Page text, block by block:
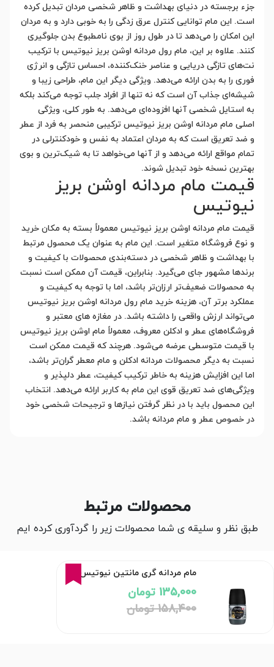
جزء برجسته در دنیای بهداشت و ظاهر شخصی مردان تبدیل کرده
است. این مام توانایی کنترل عرق زدگی را به خوبی دارد و به مردان
این امکان را می‌دهد تا در طول روز از بوی نامطبوع بدن جلوگیری
کنند. علاوه بر این، مام رول مردانه اوشن بریز نیوتیس با ترکیب
نت‌های تازگی دریایی و عناصر خنک‌کننده، احساس تازگی و انرژی
فوری را به بدن ارائه می‌دهد. ویژگی دیگر این مام، طراحی زیبا و
شیشه‌ای جذاب آن است که نه تنها از افراد جلب توجه می‌کند بلکه
به استایل شخصی آنها افزوده‌ای می‌دهد. به طور کلی، ویژگی
اصلی مام مردانه اوشن بریز نیوتیس ترکیبی منحصر به فرد از عطر
و ضد تعریق است که به مردان اعتماد به نفس و خودکنترلی در
تمام مواقع ارائه می‌دهد و از آنها می‌خواهد تا به شیک‌ترین و بوی
بهترین نسخه خود تبدیل شوند.
قیمت مام مردانه اوشن بریز
نیوتیس
قیمت مام مردانه اوشن بریز نیوتیس معمولاً بسته به مکان خرید
و نوع فروشگاه متغیر است. این مام به عنوان یک محصول مرتبط
با بهداشت و ظاهر شخصی در دسته‌بندی محصولات با کیفیت و
برندها مشهور جای می‌گیرد. بنابراین، قیمت آن ممکن است نسبت
به محصولات ضعیف‌تر ارزان‌تر باشد، اما با توجه به کیفیت و
عملکرد برتر آن، هزینه خرید مام رول مردانه اوشن بریز نیوتیس
می‌تواند ارزش واقعی را داشته باشد. در مغازه های معتبر و
فروشگاه‌های عطر و ادکلن معروف، معمولاً مام اوشن بریز نیوتیس
با قیمت متوسطی عرضه می‌شود. هرچند که قیمت ممکن است
نسبت به دیگر محصولات مردانه ادکلن و مام معطر گران‌تر باشد،
اما این افزایش هزینه به خاطر ترکیب کیفیت، عطر دلپذیر و
ویژگی‌های ضد تعریق قوی این مام به کاربر ارائه می‌دهد. انتخاب
این محصول باید با در نظر گرفتن نیازها و ترجیحات شخصی خود
در خصوص عطر و مام مردانه باشد.
محصولات مرتبط
طبق نظر و سلیقه ی شما محصولات زیر را گردآوری کرده ایم
مام مردانه گری مانتین نیوتیس
135,000 تومان
158,400 تومان